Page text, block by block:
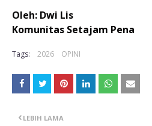
Oleh: Dwi Lis
Komunitas Setajam Pena
Tags: 2026 OPINI
LEBIH LAMA